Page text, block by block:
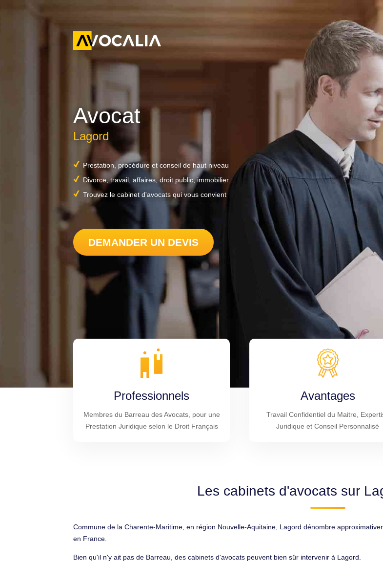
Avocat
Lagord
Prestation, procédure et conseil de haut niveau
Divorce, travail, affaires, droit public, immobilier...
Trouvez le cabinet d'avocats qui vous convient
DEMANDER UN DEVIS
Professionnels
Membres du Barreau des Avocats, pour une
Prestation Juridique selon le Droit Français
Avantages
Travail Confidentiel du Maitre,
Juridique et Conseil Personnalisé
Les cabinets d'avocats sur
Commune de la Charente-Maritime, en région Nouvelle-Aquitaine, Lagord dénombre
en France.
Bien qu'il n'y ait pas de Barreau, des cabinets d'avocats peuvent bien sûr intervenir à Lagord.